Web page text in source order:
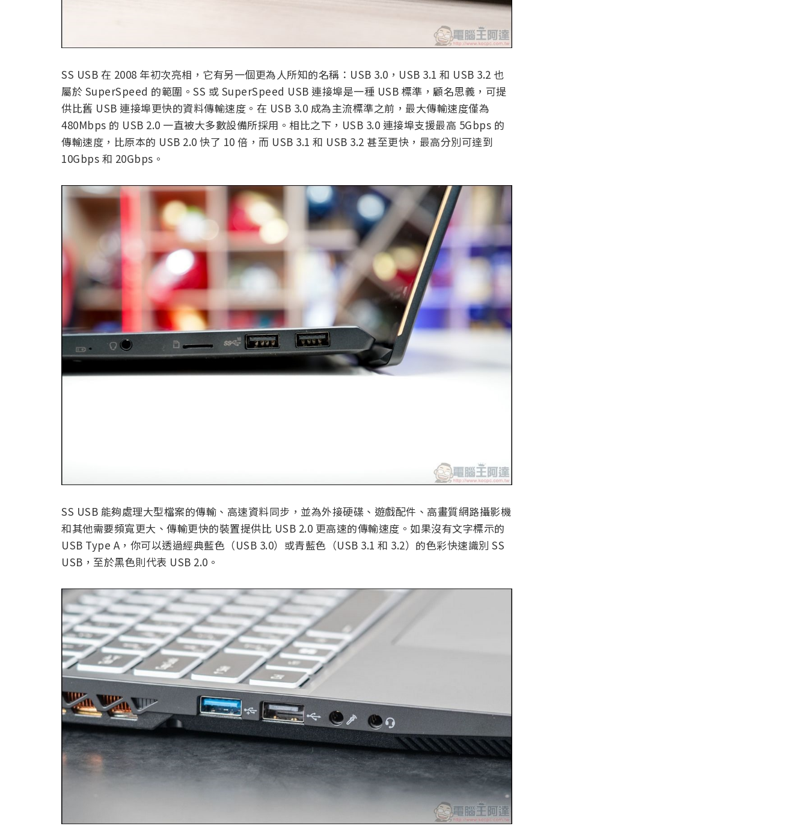
SS USB 在 2008 年初次亮相，它有另一個更為人所知的名稱：USB 3.0，USB 3.1 和 USB 3.2 也
屬於 SuperSpeed 的範圍。SS 或 SuperSpeed USB 連接埠是一種 USB 標準，顧名思義，可提
供比舊 USB 連接埠更快的資料傳輸速度。在 USB 3.0 成為主流標準之前，最大傳輸速度僅為
480Mbps 的 USB 2.0 一直被大多數設備所採用。相比之下，USB 3.0 連接埠支援最高 5Gbps 的
傳輸速度，比原本的 USB 2.0 快了 10 倍，而 USB 3.1 和 USB 3.2 甚至更快，最高分別可達到
10Gbps 和 20Gbps。
SS USB 能夠處理大型檔案的傳輸、高速資料同步，並為外接硬碟、遊戲配件、高畫質網路攝影機
和其他需要頻寬更大、傳輸更快的裝置提供比 USB 2.0 更高速的傳輸速度。如果沒有文字標示的
USB Type A，你可以透過經典藍色（USB 3.0）或青藍色（USB 3.1 和 3.2）的色彩快速識別 SS
USB，至於黑色則代表 USB 2.0。